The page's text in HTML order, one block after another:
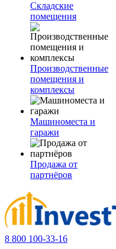
Складские
помещения
Производственные
помещения и
комплексы
Машиноместа и
гаражи
Продажа от
партнёров
8 800 100-33-16